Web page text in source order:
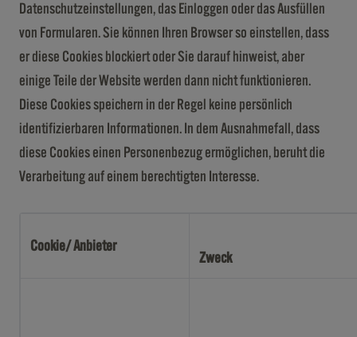
Datenschutzeinstellungen, das Einloggen oder das Ausfüllen
von Formularen. Sie können Ihren Browser so einstellen, dass
er diese Cookies blockiert oder Sie darauf hinweist, aber
einige Teile der Website werden dann nicht funktionieren.
Diese Cookies speichern in der Regel keine persönlich
identifizierbaren Informationen. In dem Ausnahmefall, dass
diese Cookies einen Personenbezug ermöglichen, beruht die
Verarbeitung auf einem berechtigten Interesse.
Cookie/ Anbieter
Zweck